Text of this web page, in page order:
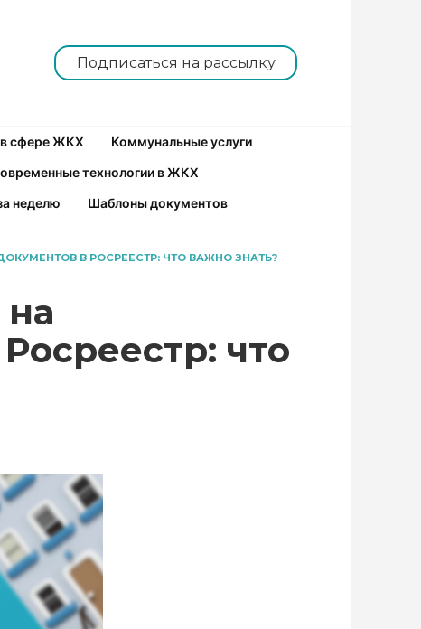
Подписаться на рассылку
в сфере ЖКХ
Коммунальные услуги
технологии в ЖКХ
неделю
Шаблоны документов
В РОСРЕЕСТР: ЧТО ВАЖНО ЗНАТЬ?
что